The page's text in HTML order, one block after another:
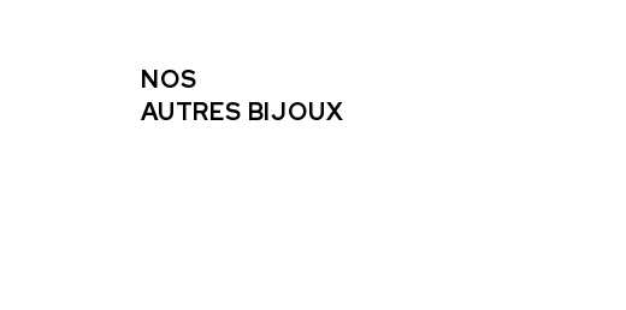
NOS
AUTRES BIJOUX